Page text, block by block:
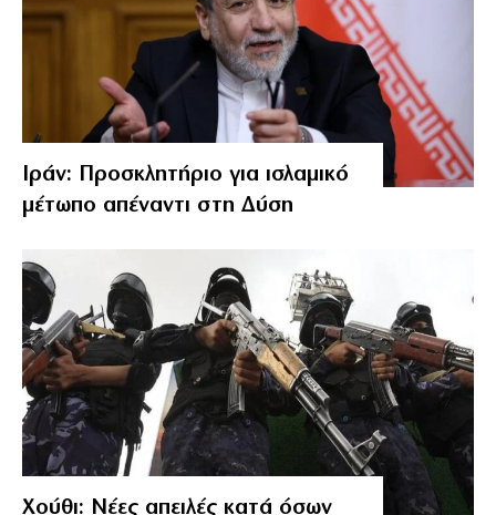
Ιράν: Προσκλητήριο για ισλαμικό
μέτωπο απέναντι στη Δύση
Χούθι: Νέες απειλές κατά όσων